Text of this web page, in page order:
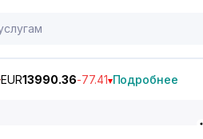
EUR13990.36-77.41 Подробнее